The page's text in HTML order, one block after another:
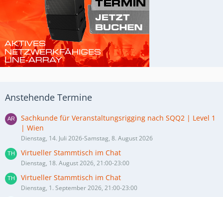
Anstehende Termine
Sachkunde für Veranstaltungsrigging nach SQQ2 | Level 1
| Wien
Dienstag, 14. Juli 2026-Samstag, 8. August 2026
Virtueller Stammtisch im Chat
Dienstag, 18. August 2026, 21:00-23:00
Virtueller Stammtisch im Chat
Dienstag, 1. September 2026, 21:00-23:00